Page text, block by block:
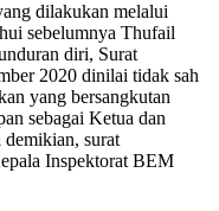
dilakukan melalui
sebelumnya Thufail
diri, Surat
2020 dinilai tidak sah
yang bersangkutan
sebagai Ketua dan
surat
Inspektorat BEM